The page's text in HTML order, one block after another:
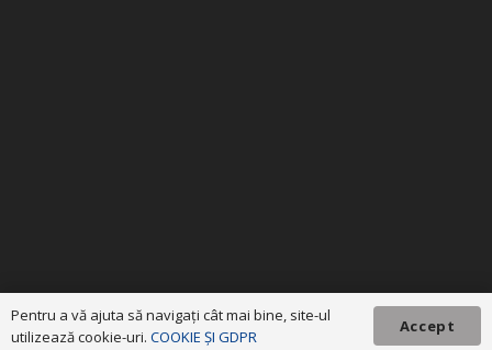
Pentru a vă ajuta să navigaţi cât mai bine, site-ul
utilizează cookie-uri. COOKIE ȘI GDPR
Accept